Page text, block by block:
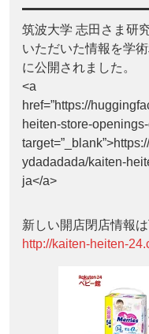
筑波大学 志田さま研
いただいた情報を学
に公開されました。
<a
href=”https://
heiten-store-
ydadadada/kaiten-
ja</a>
新しい開店閉店情報
http://kaiten-heiten-